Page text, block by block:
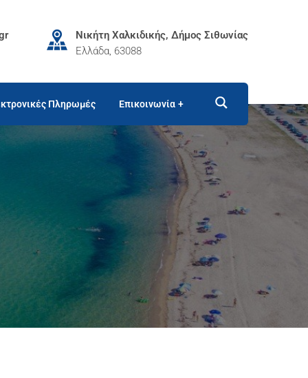
Νικήτη Χαλκιδικής, Δήμος Σιθωνίας
Ελλάδα, 63088
Πληρωμές Επικοινωνία